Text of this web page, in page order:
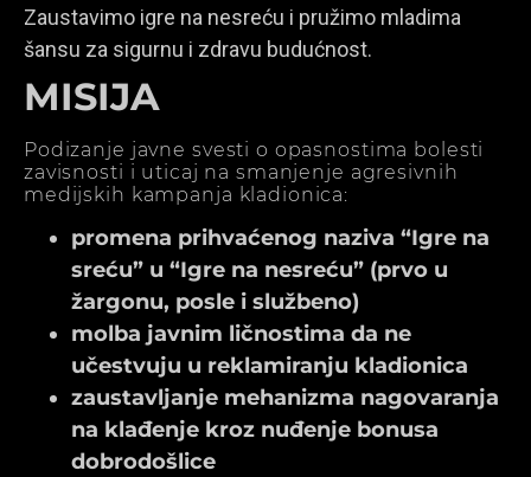
Zaustavimo igre na nesreću i pružimo mladima
šansu za sigurnu i zdravu budućnost.
MISIJA
Podizanje javne svesti o opasnostima bolesti
zavisnosti i uticaj na smanjenje agresivnih
medijskih kampanja kladionica:
promena prihvaćenog naziva “Igre na
sreću” u “Igre na nesreću” (prvo u
žargonu, posle i službeno)
molba javnim ličnostima da ne
učestvuju u reklamiranju kladionica
zaustavljanje mehanizma nagovaranja
na klađenje kroz nuđenje bonusa
dobrodošlice